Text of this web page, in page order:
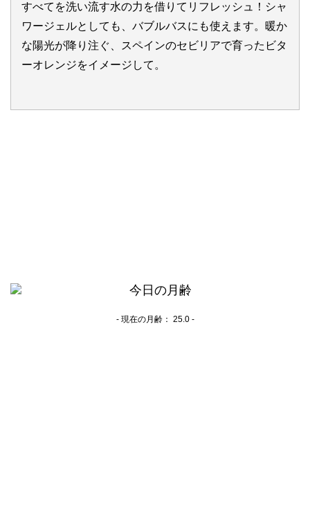
すべてを洗い流す水の力を借りてリフレッシュ！シャ
ワージェルとしても、バブルバスにも使えます。暖か
な陽光が降り注ぐ、スペインのセビリアで育ったビタ
ーオレンジをイメージして。
- 現在の月齢： 25.0 -